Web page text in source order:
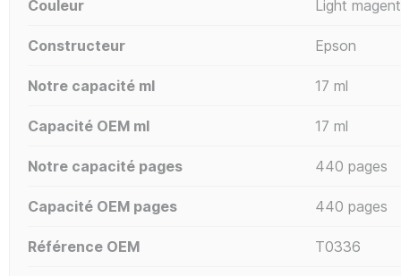
Couleur Light
Constructeur Epson
Notre capacité ml 17 ml
Capacité OEM ml 17 ml
Notre capacité pages 440 pages
Capacité OEM pages 440 pages
Référence OEM T0336